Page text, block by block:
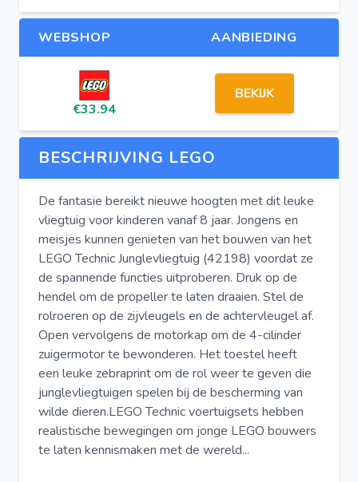
WEBSHOP AANBIEDING
€33.94
BEKIJK
BESCHRIJVING LEGO
De fantasie bereikt nieuwe hoogten met dit leuke
vliegtuig voor kinderen vanaf 8 jaar. Jongens en
meisjes kunnen genieten van het bouwen van het
LEGO Technic Junglevliegtuig (42198) voordat ze
de spannende functies uitproberen. Druk op de
hendel om de propeller te laten draaien. Stel de
rolroeren op de zijvleugels en de achtervleugel af.
Open vervolgens de motorkap om de 4-cilinder
zuigermotor te bewonderen. Het toestel heeft
een leuke zebraprint om de rol weer te geven die
junglevliegtuigen spelen bij de bescherming van
wilde dieren.LEGO Technic voertuigsets hebben
realistische bewegingen om jonge LEGO bouwers
te laten kennismaken met de wereld...